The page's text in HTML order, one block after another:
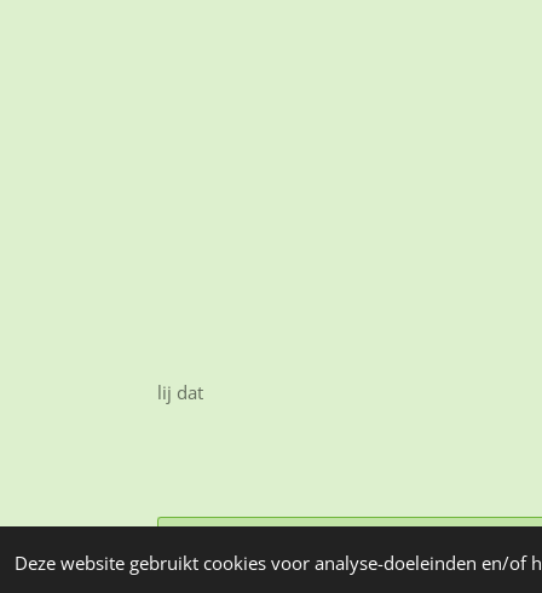
Deze website gebruikt cookies voor analyse-doeleinden en/
lij dat